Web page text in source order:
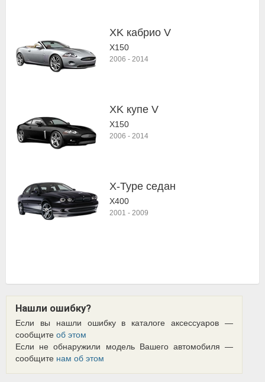
XK кабрио V
X150
2006 - 2014
XK купе V
X150
2006 - 2014
X-Type седан
X400
2001 - 2009
Нашли ошибку?
Если вы нашли ошибку в каталоге аксессуаров —
сообщите об этом
Если не обнаружили модель Вашего автомобиля —
сообщите нам об этом